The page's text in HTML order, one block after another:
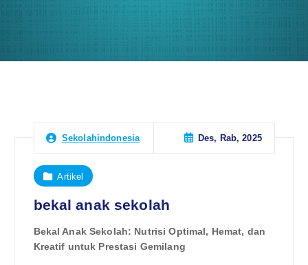
Sekolahindonesia Des, Rab, 2025
Artikel
bekal anak sekolah
Bekal Anak Sekolah: Nutrisi Optimal, Hemat, dan
Kreatif untuk Prestasi Gemilang